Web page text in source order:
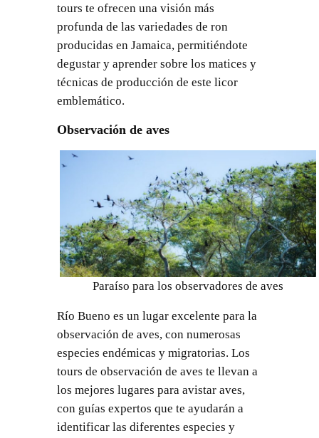
tours te ofrecen una visión más
profunda de las variedades de ron
producidas en Jamaica, permitiéndote
degustar y aprender sobre los matices y
técnicas de producción de este licor
emblemático.
Observación de aves
Paraíso para los observadores de aves
Río Bueno es un lugar excelente para la
observación de aves, con numerosas
especies endémicas y migratorias. Los
tours de observación de aves te llevan a
los mejores lugares para avistar aves,
con guías expertos que te ayudarán a
identificar las diferentes especies y